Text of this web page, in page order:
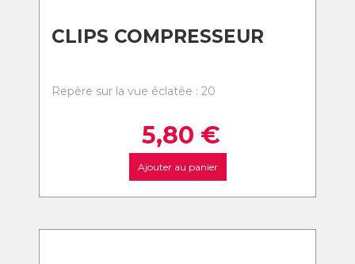
CLIPS COMPRESSEUR
Repère sur la vue éclatée : 20
5,80 €
Ajouter au panier